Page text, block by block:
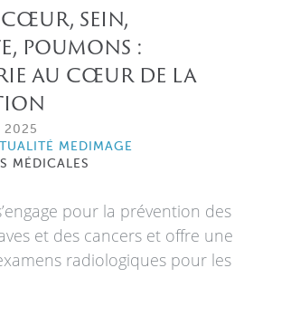
sein,
poumons :
au cœur de la
2025
MEDIMAGE
MÉDICALES
pour la prévention des
et des cancers et offre une
radiologiques pour les